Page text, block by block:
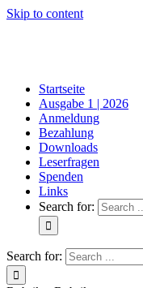
Skip to content
Startseite
Ausgabe 1 | 2026
Anmeldung
Bezahlung
Downloads
Leserfragen
Spenden
Links
Search for:
Search for: